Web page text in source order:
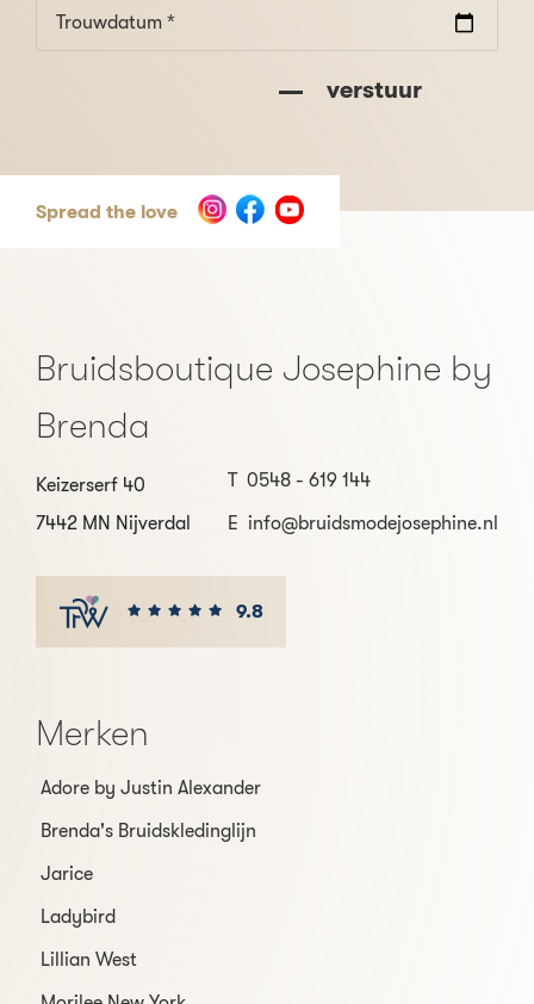
Trouwdatum *
verstuur
Spread the love
Bruidsboutique Josephine by
Brenda
Keizerserf 40
7442 MN Nijverdal
T 0548 - 619 144
E info@bruidsmodejosephine.nl
9.8
Merken
Adore by Justin Alexander
Brenda's Bruidskledinglijn
Jarice
Ladybird
Lillian West